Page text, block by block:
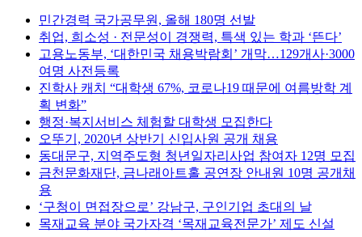
민간경력 국가공무원, 올해 180명 선발
취업, 희소성 · 전문성이 경쟁력, 특색 있는 학과 ‘뜬다’
고용노동부, ‘대한민국 채용박람회’ 개막…129개사·3000
여명 사전등록
진학사 캐치 “대학생 67%, 코로나19 때문에 여름방학 계
획 변화”
행정·복지서비스 체험할 대학생 모집한다
오뚜기, 2020년 상반기 신입사원 공개 채용
동대문구, 지역주도형 청년일자리사업 참여자 12명 모집
금천문화재단, 금나래아트홀 공연장 안내원 10명 공개채
용
‘구청이 면접장으로’ 강남구, 구인기업 초대의 날
목재교육 분야 국가자격 ‘목재교육전문가’ 제도 신설